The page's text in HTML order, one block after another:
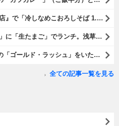
『ゆで太郎 もつ次郎本所吾妻橋店』で「冷しなめこおろしそば 1.5倍盛」を手繰れば、それは「なめこ」の粘りが強烈な調味料となって、既に、ただの蕎麦では無くなっている。 ヌルヌルの蕎麦はめちゃくちゃにうまいのである（笑）。（ゆで太郎 もつ次郎本所吾妻橋店：墨田区吾妻橋3丁目）
『文殊 浅草店』で「春菊天そば」に「生たまご」でランチ。浅草地下街における至高のランチだ。今日も、実にうまかったのだよ（笑）。（文殊 浅草店：浅草一丁目：浅草地下街）
『馬渕さん』から「山田農園」の「ゴールド・ラッシュ」をいただいたのだ。甘いはうまい、うまいは身体には悪い、というのはいつものお約束（笑）。 でもね、その当然を百も承知で分かっていながらも食べてしまうのは、これが最高な「北の大地の贈り物」だからなのだよ（笑）。（馬渕さんからの贈与：山田農園：北海道夕張郡長沼町）
全ての記事一覧を見る